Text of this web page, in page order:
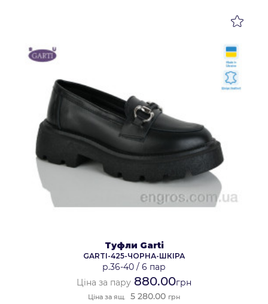
Туфли Garti
GARTI-425-ЧОРНА-ШКІРА
р.36-40 / 6 пар
Ціна за пару 880.00грн
Ціна за ящ. 5 280.00 грн